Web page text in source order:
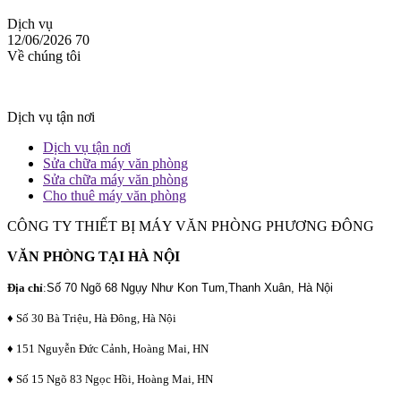
Dịch vụ
12/06/2026 70
Về chúng tôi
Dịch vụ tận nơi
Dịch vụ tận nơi
Sửa chữa máy văn phòng
Sửa chữa máy văn phòng
Cho thuê máy văn phòng
CÔNG TY THIẾT BỊ MÁY VĂN PHÒNG PHƯƠNG ĐÔNG
VĂN PHÒNG TẠI HÀ NỘI
Địa chỉ:Số 70 Ngõ 68 Ngụy Như Kon Tum,Thanh Xuân, Hà Nội
♦ Số 30 Bà Triệu, Hà Đông, Hà Nội
♦ 151 Nguyễn Đức Cảnh, Hoàng Mai, HN
♦ Số 15 Ngõ 83 Ngọc Hồi, Hoàng Mai, HN